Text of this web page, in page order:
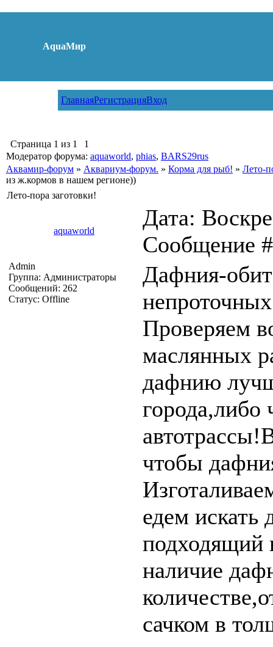
AquaМир
ГлавнаяРегистрацияВход
Страница 1 из 1
1
Модератор форума: aquaworld, phias, BARS29rus
Аквамир-форум » Аквариум-форум. » Корма для рыб! » Лето-
из ж.кормов в нашем регионе))
Лето-пора заготовки!
aquaworld
Дата:
Сообщение
Admin
Группа: Администраторы
Сообщений: 262
Статус: Offline
Дафния-
Проверяем
маслянных
дафнию
города,либо
чтобы
едем
подходящий
наличие
сачком в